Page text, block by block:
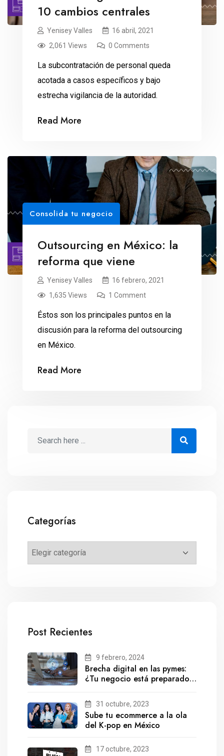
10 cambios centrales
Yenisey Valles
16 abril, 2021
2,061 Views
0 Comments
La subcontratación de personal queda
acotada a casos específicos y bajo
estrecha vigilancia de la autoridad.
Read More
Consolida tu negocio
Outsourcing en México: la
reforma que viene
Yenisey Valles
16 febrero, 2021
1,635 Views
1 Comment
Éstos son los principales puntos en la
discusión para la reforma del outsourcing
en México.
Read More
Categorías
Post Recientes
9 febrero, 2024
Brecha digital en las pymes:
¿Tu negocio está preparado
31 octubre, 2023
Sube tu ecommerce a la ola
del K-pop en México
17 octubre, 2023